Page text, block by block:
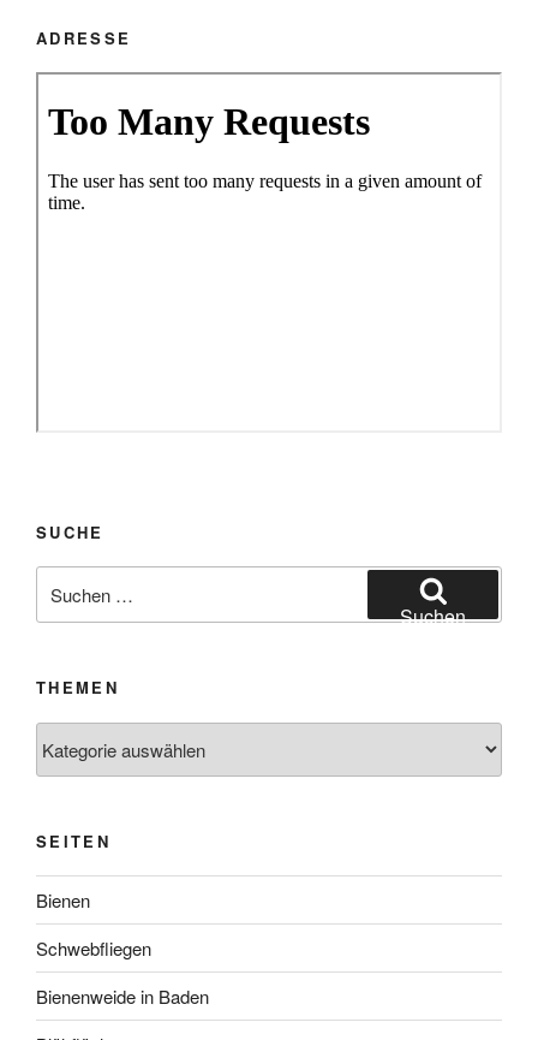
ADRESSE
SUCHE
nach:
Suchen
THEMEN
SEITEN
Bienen
Schwebfliegen
Bienenweide in Baden